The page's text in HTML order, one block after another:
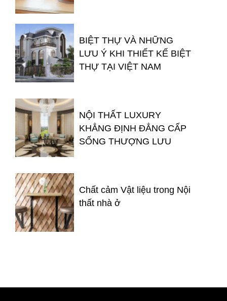
BIỆT THỰ VÀ NHỮNG
LƯU Ý KHI THIẾT KẾ BIỆT
THỰ TẠI VIỆT NAM
NỘI THẤT LUXURY
KHẲNG ĐỊNH ĐẲNG CẤP
SỐNG THƯỢNG LƯU
Chất cảm Vật liệu trong Nội
thất nhà ở